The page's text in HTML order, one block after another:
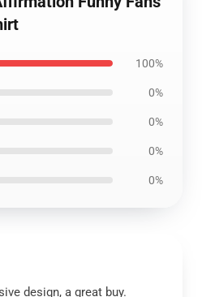
100%
0%
0%
0%
0%
design, a great buy.